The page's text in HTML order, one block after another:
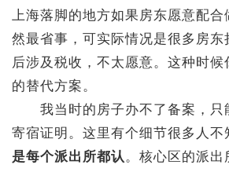
上海落脚的地方如果房东愿意配合
然最省事，可实际情况是很多房东
后涉及税收，不太愿意。这种时候
的替代方案。
我当时的房子办不了备案，只
寄宿证明。这里有个细节很多人不
是每个派出所都认。核心区的派出